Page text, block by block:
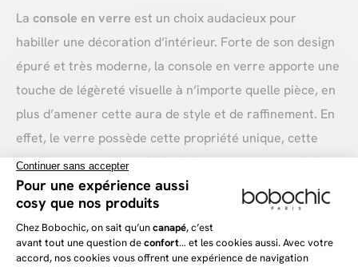
La console en verre est un choix audacieux pour
habiller une décoration d’intérieur. Forte de son design
épuré et très moderne, la console en verre apporte une
touche de légèreté visuelle à n’importe quelle pièce, en
plus d’amener cette aura de style et de raffinement. En
effet, le verre possède cette propriété unique, cette
aura incomparable, qui fait de lui un superbe matériau
pour l’intérieur. Qui plus est, la transparence du verre
permet de créer une sensation d’espace, idéale pour
les intérieurs de petite taille ou pour ceux qui
souhaitent un mobilier discret, tout en restant élégant.